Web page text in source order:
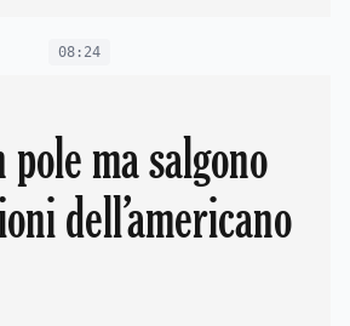
08:24
ma salgono
dell’americano